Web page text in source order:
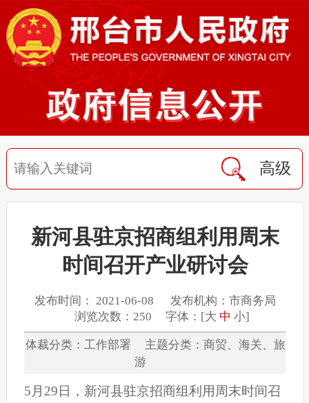
高级
新河县驻京招商组利用周末
时间召开产业研讨会
发布时间： 2021-06-08 发布机构：市商务局
浏览次数：250 字体：[大 中 小]
体裁分类：工作部署 主题分类：商贸、海关、旅
游
5月29日，新河县驻京招商组利用周末时间召